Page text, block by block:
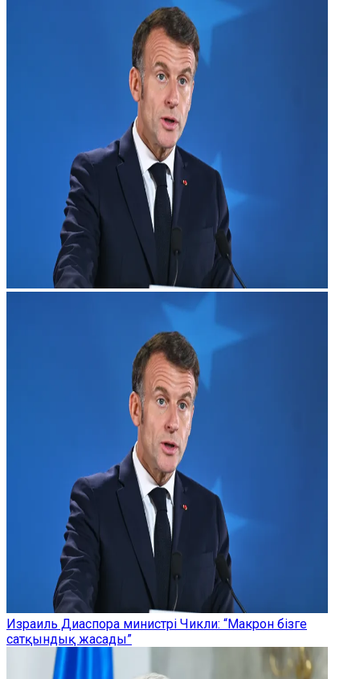
Израиль Диаспора министрі Чикли: “Макрон бізге
сатқындық жасады”